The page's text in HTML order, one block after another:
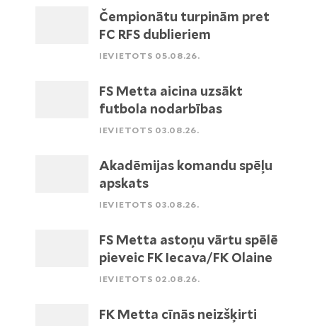
Čempionātu turpinām pret
FC RFS dublieriem
IEVIETOTS 05.08.26.
FS Metta aicina uzsākt
futbola nodarbības
IEVIETOTS 03.08.26.
Akadēmijas komandu spēļu
apskats
IEVIETOTS 03.08.26.
FS Metta astoņu vārtu spēlē
pieveic FK Iecava/FK Olaine
IEVIETOTS 02.08.26.
FK Metta cīnās neizšķirti